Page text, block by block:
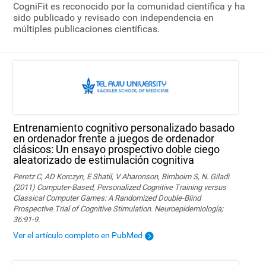
CogniFit es reconocido por la comunidad científica y ha
sido publicado y revisado con independencia en
múltiples publicaciones científicas.
Entrenamiento cognitivo personalizado basado
en ordenador frente a juegos de ordenador
clásicos: Un ensayo prospectivo doble ciego
aleatorizado de estimulación cognitiva
Peretz C, AD Korczyn, E Shatil, V Aharonson, Birnboim S, N. Giladi
(2011) Computer-Based, Personalized Cognitive Training versus
Classical Computer Games: A Randomized Double-Blind
Prospective Trial of Cognitive Stimulation. Neuroepidemiología;
36:91-9.
Ver el artículo completo en PubMed